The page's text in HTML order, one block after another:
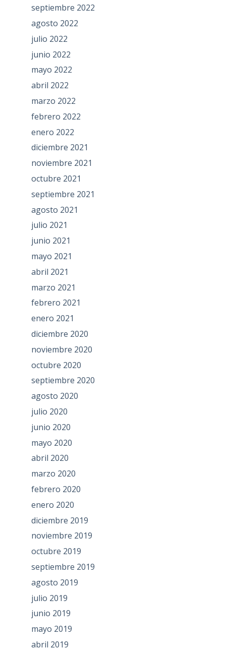
septiembre 2022
agosto 2022
julio 2022
junio 2022
mayo 2022
abril 2022
marzo 2022
febrero 2022
enero 2022
diciembre 2021
noviembre 2021
octubre 2021
septiembre 2021
agosto 2021
julio 2021
junio 2021
mayo 2021
abril 2021
marzo 2021
febrero 2021
enero 2021
diciembre 2020
noviembre 2020
octubre 2020
septiembre 2020
agosto 2020
julio 2020
junio 2020
mayo 2020
abril 2020
marzo 2020
febrero 2020
enero 2020
diciembre 2019
noviembre 2019
octubre 2019
septiembre 2019
agosto 2019
julio 2019
junio 2019
mayo 2019
abril 2019